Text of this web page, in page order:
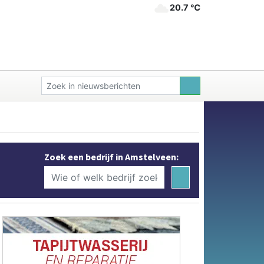
20.7 ℃
Zoek een bedrijf in Amstelveen: